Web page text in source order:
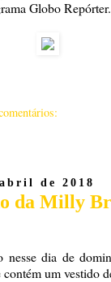
Globo Repórter.
de 2018
da Milly
nesse dia de
um vestido